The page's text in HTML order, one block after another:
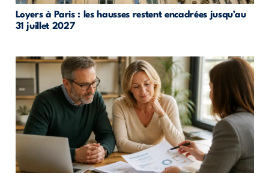
Loyers à Paris : les hausses restent encadrées jusqu’au
31 juillet 2027